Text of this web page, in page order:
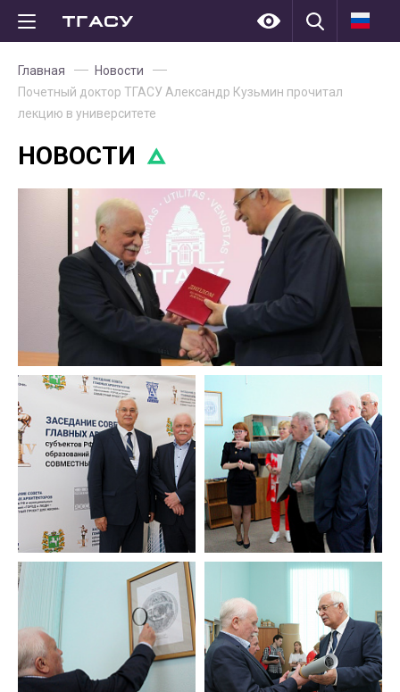
Главная
Новости
Почетный доктор ТГАСУ Александр Кузьмин прочитал
лекцию в университете
НОВОСТИ